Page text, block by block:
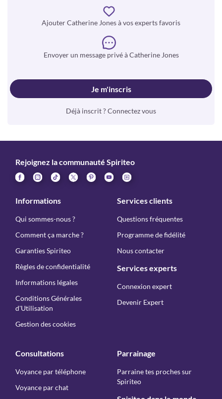
Ajouter Catherine Jones à vos experts favoris
Envoyer un message privé à Catherine Jones
Je m'inscris
Déjà inscrit ? Connectez vous
Rejoignez la communauté Spiriteo
Informations
Qui sommes-nous ?
Comment ça marche ?
Garanties Spiriteo
Règles de confidentialité
Informations légales
Conditions Générales
d'Utilisation
Gestion des cookies
Services clients
Questions fréquentes
Programme de fidélité
Nous contacter
Services experts
Connexion expert
Devenir Expert
Consultations
Voyance par téléphone
Voyance par chat
Parrainage
Parraine tes proches sur
Spiriteo